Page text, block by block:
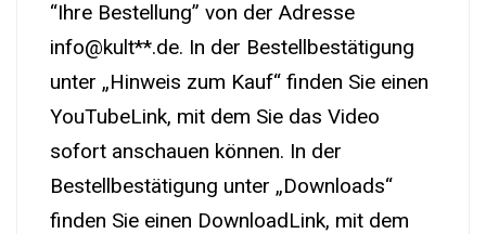
“Ihre Bestellung” von der Adresse
info@kult**.de. In der Bestellbestätigung
unter „Hinweis zum Kauf“ finden Sie einen
YouTubeLink, mit dem Sie das Video
sofort anschauen können. In der
Bestellbestätigung unter „Downloads“
finden Sie einen DownloadLink, mit dem